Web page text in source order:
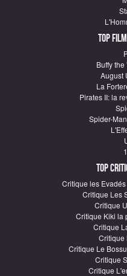
Top
Buffy
August
La
Pirates II: la
Spider-
Top
Critique les
Critique Les
Critique
Critique Kiki la
Critique
Critique
Critique Le
Critique
Critique